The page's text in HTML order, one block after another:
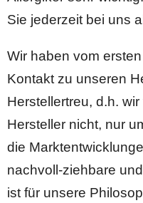
Sie jederzeit bei uns
Wir haben vom
Kontakt zu unseren
Herstellertreu, d.h.
Hersteller nicht, nur
die
nachvoll-ziehbare
ist für unsere